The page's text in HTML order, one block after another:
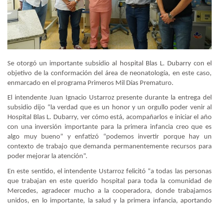
Se otorgó un importante subsidio al hospital Blas L. Dubarry con el
objetivo de la conformación del área de neonatología, en este caso,
enmarcado en el programa Primeros Mil Días Prematuro.
El intendente Juan Ignacio Ustarroz presente durante la entrega del
subsidio dijo “la verdad que es un honor y un orgullo poder venir al
Hospital Blas L. Dubarry, ver cómo está, acompañarlos e iniciar el año
con una inversión importante para la primera infancia creo que es
algo muy bueno” y enfatizó “podemos invertir porque hay un
contexto de trabajo que demanda permanentemente recursos para
poder mejorar la atención”.
En este sentido, el intendente Ustarroz felicitó “a todas las personas
que trabajan en este querido hospital para toda la comunidad de
Mercedes, agradecer mucho a la cooperadora, donde trabajamos
unidos, en lo importante, la salud y la primera infancia, aportando